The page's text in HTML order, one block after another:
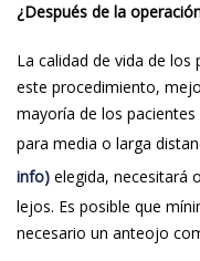
¿Después de la
La calidad de vida de
este procedimiento,
mayoría de los
para media o larga
info) elegida, necesitará
lejos. Es posible que
necesario un anteojo